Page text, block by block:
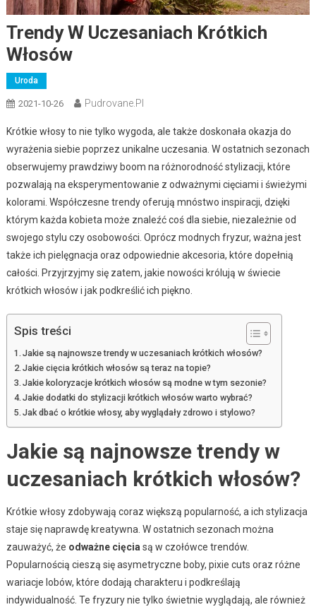
Trendy W Uczesaniach Krótkich
Włosów
Uroda
2021-10-26 Pudrovane.pl
Krótkie włosy to nie tylko wygoda, ale także doskonała okazja do
wyrażenia siebie poprzez unikalne uczesania. W ostatnich sezonach
obserwujemy prawdziwy boom na różnorodność stylizacji, które
pozwalają na eksperymentowanie z odważnymi cięciami i świeżymi
kolorami. Współczesne trendy oferują mnóstwo inspiracji, dzięki
którym każda kobieta może znaleźć coś dla siebie, niezależnie od
swojego stylu czy osobowości. Oprócz modnych fryzur, ważna jest
także ich pielęgnacja oraz odpowiednie akcesoria, które dopełnią
całości. Przyjrzyjmy się zatem, jakie nowości królują w świecie
krótkich włosów i jak podkreślić ich piękno.
Spis treści
Jakie są najnowsze trendy w uczesaniach krótkich włosów?
Jakie cięcia krótkich włosów są teraz na topie?
Jakie koloryzacje krótkich włosów są modne w tym sezonie?
Jakie dodatki do stylizacji krótkich włosów warto wybrać?
Jak dbać o krótkie włosy, aby wyglądały zdrowo i stylowo?
Jakie są najnowsze trendy w
uczesaniach krótkich włosów?
Krótkie włosy zdobywają coraz większą popularność, a ich stylizacja
staje się naprawdę kreatywna. W ostatnich sezonach można
zauważyć, że odważne cięcia są w czołówce trendów.
Popularnością cieszą się asymetryczne boby, pixie cuts oraz różne
wariacje lobów, które dodają charakteru i podkreślają
indywidualność. Te fryzury nie tylko świetnie wyglądają, ale również